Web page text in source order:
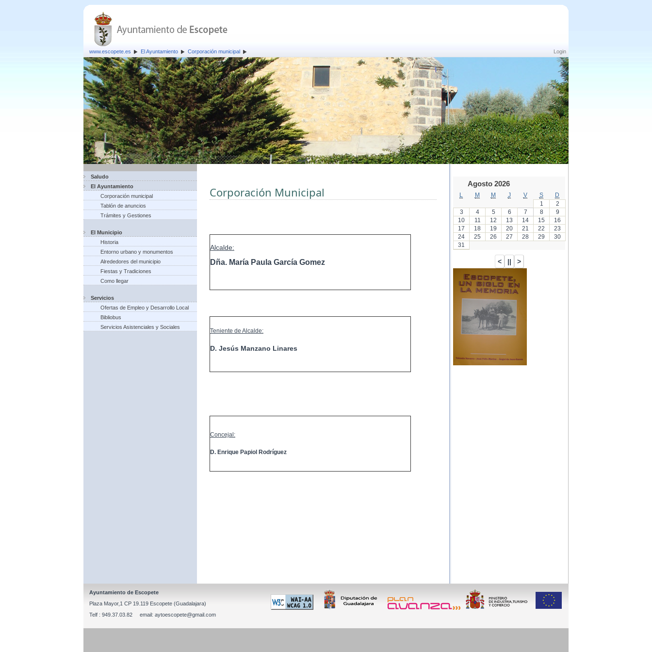
Login
www.escopete.es El Ayuntamiento Corporación municipal
Saludo
El Ayuntamiento
Corporación municipal
Tablón de anuncios
Trámites y Gestiones
El Municipio
Historia
Entorno urbano y monumentos
Alrededores del municipio
Fiestas y Tradiciones
Como llegar
Servicios
Ofertas de Empleo y Desarrollo Local
Bibliobus
Servicios Asistenciales y Sociales
Corporación Municipal
Alcalde:
Dña. María Paula García Gomez
Teniente de Alcalde:
D. Jesús Manzano Linares
Concejal:
D. Enrique Papiol Rodríguez
Agosto 2026
M M J V S
D
1
2
3
4 5 6 7 8
9
10
11 12 13 14 15
16
17
18 19 20 21 22
23
24
25 26 27 28 29
30
31
Ayuntamiento de Escopete
Plaza Mayor,1 CP 19.119 Escopete (Guadalajara)
Telf : 949.37.03.82 email: aytoescopete@gmail.com